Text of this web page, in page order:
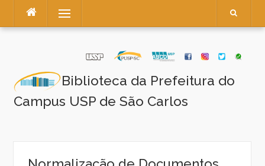
o
Menu
Biblioteca da Prefeitura do
Campus USP de São Carlos